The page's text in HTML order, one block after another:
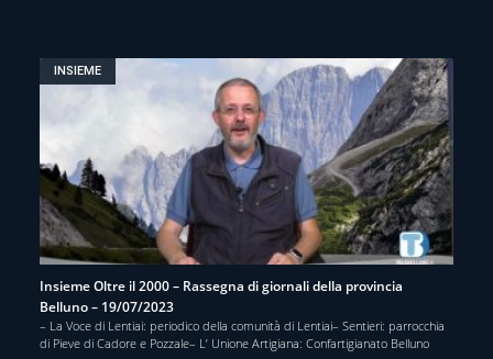
INSIEME
Insieme Oltre il 2000 – Rassegna di giornali della provincia
Belluno – 19/07/2023
– La Voce di Lentiai: periodico della comunità di Lentiai– Sentieri: parrocchia
di Pieve di Cadore e Pozzale– L’ Unione Artigiana: Confartigianato Belluno